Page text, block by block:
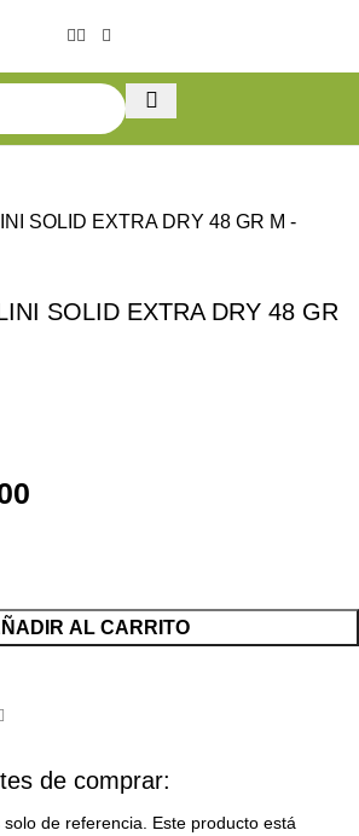
SOLID EXTRA DRY 48 GR
AL CARRITO
de comprar:
de referencia. Este producto está